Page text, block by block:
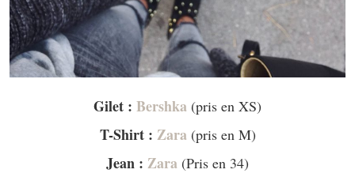
Gilet : Bershka (pris en XS)
T-Shirt : Zara (pris en M)
Jean : Zara (Pris en 34)